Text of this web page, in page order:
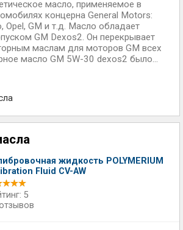
масло, применяемое в
концерна General Motors:
Opel, GM и т.д. Масло обладает
GM Dexos2. Он перекрывает
маслам для моторов GM всех
масло GM 5W-30 dexos2 было...
жидкость POLYMERIUM
Fluid CV-AW
5